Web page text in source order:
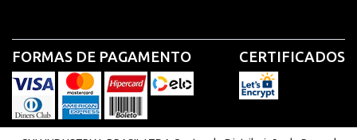
FORMAS DE PAGAMENTO CERTIFICADOS